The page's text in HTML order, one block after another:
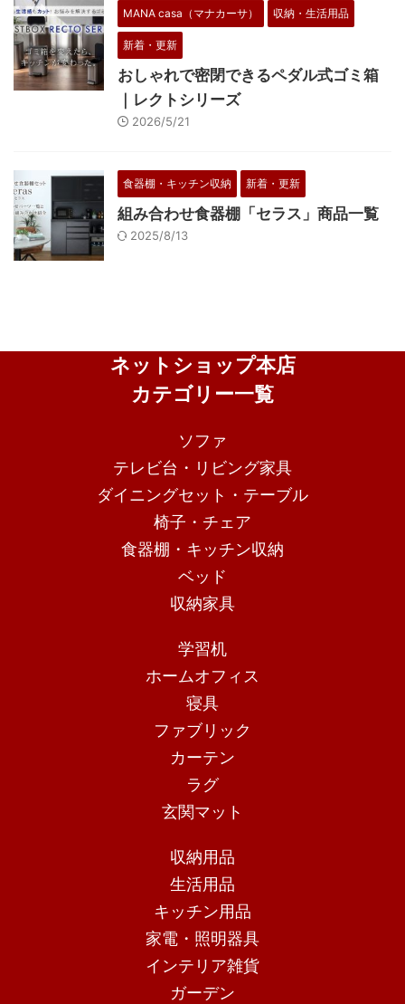
MANA casa（マナカーサ） 収納・生活用品
新着・更新
おしゃれで密閉できるペダル式ゴミ箱
｜レクトシリーズ
2026/5/21
食器棚・キッチン収納 新着・更新
組み合わせ食器棚「セラス」商品一覧
2025/8/13
ネットショップ本店
カテゴリー一覧
ソファ
テレビ台・リビング家具
ダイニングセット・テーブル
椅子・チェア
食器棚・キッチン収納
ベッド
収納家具
学習机
ホームオフィス
寝具
ファブリック
カーテン
ラグ
玄関マット
収納用品
生活用品
キッチン用品
家電・照明器具
インテリア雑貨
ガーデン